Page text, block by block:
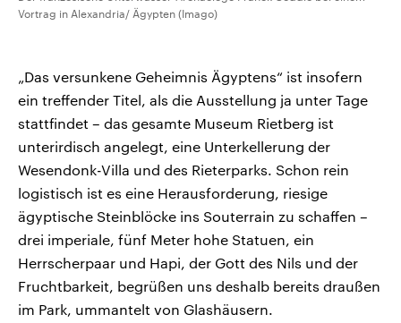
Vortrag in Alexandria/ Ägypten (Imago)
„Das versunkene Geheimnis Ägyptens“ ist insofern
ein treffender Titel, als die Ausstellung ja unter Tage
stattfindet – das gesamte Museum Rietberg ist
unterirdisch angelegt, eine Unterkellerung der
Wesendonk-Villa und des Rieterparks. Schon rein
logistisch ist es eine Herausforderung, riesige
ägyptische Steinblöcke ins Souterrain zu schaffen –
drei imperiale, fünf Meter hohe Statuen, ein
Herrscherpaar und Hapi, der Gott des Nils und der
Fruchtbarkeit, begrüßen uns deshalb bereits draußen
im Park, ummantelt von Glashäusern.